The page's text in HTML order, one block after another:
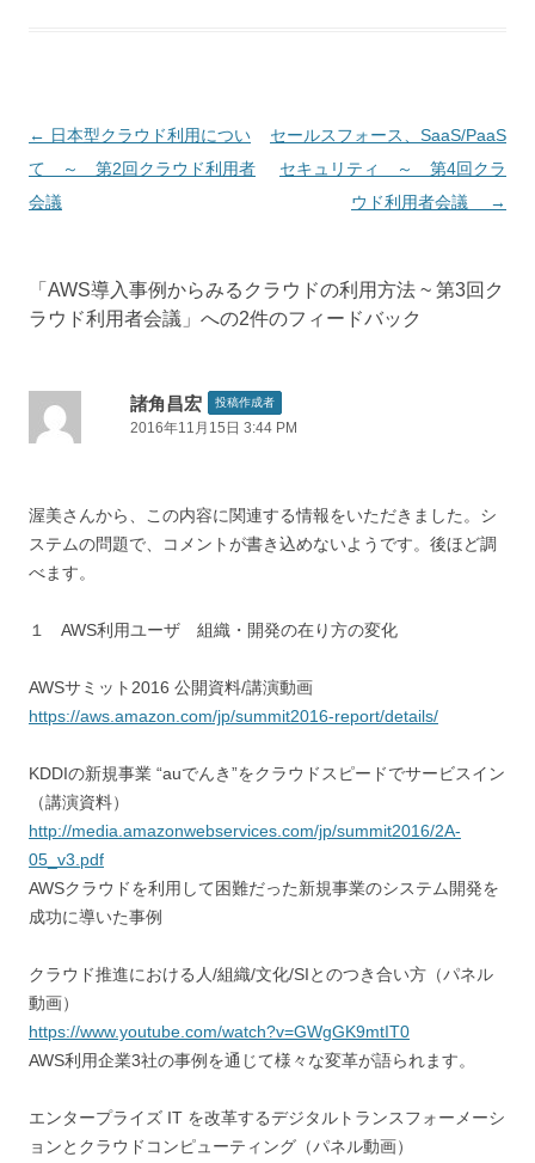
投稿ナビゲーション
← 日本型クラウド利用につい
て ～ 第2回クラウド利用者
会議
セールスフォース、SaaS/PaaS
セキュリティ ～ 第4回クラ
ウド利用者会議
→
「 AWS導入事例からみるクラウドの利用方法 ~ 第3回ク
ラウド利用者会議 」への2件のフィードバック
諸角昌宏 投稿作成者
2016年11月15日 3:44 PM
渥美さんから、この内容に関連する情報をいただきました。シ
ステムの問題で、コメントが書き込めないようです。後ほど調
べます。
１ AWS利用ユーザ 組織・開発の在り方の変化
AWSサミット2016 公開資料/講演動画
https://aws.amazon.com/jp/summit2016-report/details/
KDDIの新規事業 “auでんき”をクラウドスピードでサービスイン
（講演資料）
http://media.amazonwebservices.com/jp/summit2016/2A-
05_v3.pdf
AWSクラウドを利用して困難だった新規事業のシステム開発を
成功に導いた事例
クラウド推進における人/組織/文化/SIとのつき合い方（パネル
動画）
https://www.youtube.com/watch?v=GWgGK9mtIT0
AWS利用企業3社の事例を通じて様々な変革が語られます。
エンタープライズ IT を改革するデジタルトランスフォーメーシ
ョンとクラウドコンピューティング（パネル動画）